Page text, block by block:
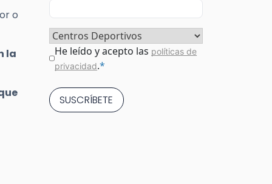
o
la
Sector*
Consentimiento*
He leído y acepto las políticas de
privacidad.*